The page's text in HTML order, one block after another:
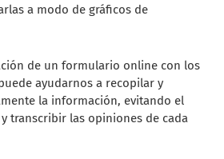
a modo de gráficos de
de un formulario online con los
ayudarnos a recopilar y
la información, evitando el
transcribir las opiniones de cada